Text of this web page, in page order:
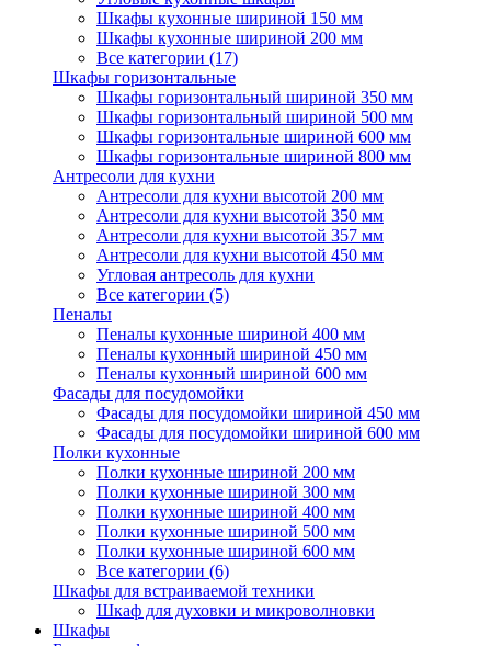
Шкафы кухонные шириной 150 мм
Шкафы кухонные шириной 200 мм
Все категории (17)
Шкафы горизонтальные
Шкафы горизонтальный шириной 350 мм
Шкафы горизонтальный шириной 500 мм
Шкафы горизонтальные шириной 600 мм
Шкафы горизонтальные шириной 800 мм
Антресоли для кухни
Антресоли для кухни высотой 200 мм
Антресоли для кухни высотой 350 мм
Антресоли для кухни высотой 357 мм
Антресоли для кухни высотой 450 мм
Угловая антресоль для кухни
Все категории (5)
Пеналы
Пеналы кухонные шириной 400 мм
Пеналы кухонный шириной 450 мм
Пеналы кухонный шириной 600 мм
Фасады для посудомойки
Фасады для посудомойки шириной 450 мм
Фасады для посудомойки шириной 600 мм
Полки кухонные
Полки кухонные шириной 200 мм
Полки кухонные шириной 300 мм
Полки кухонные шириной 400 мм
Полки кухонные шириной 500 мм
Полки кухонные шириной 600 мм
Все категории (6)
Шкафы для встраиваемой техники
Шкаф для духовки и микроволновки
Шкафы